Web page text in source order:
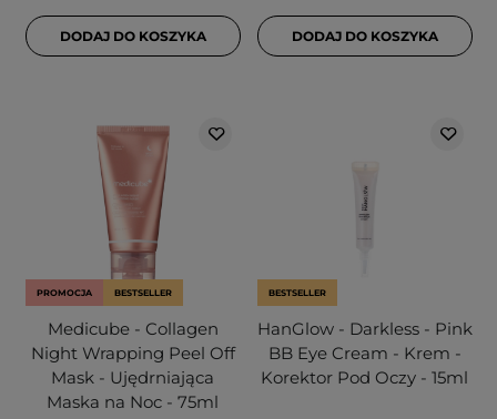
DODAJ DO KOSZYKA DODAJ DO KOSZYKA
PROMOCJA BESTSELLER
Medicube - Collagen
Night Wrapping Peel Off
Mask - Ujędrniająca
Maska na Noc - 75ml
BESTSELLER
HanGlow - Darkless - Pink
BB Eye Cream - Krem -
Korektor Pod Oczy - 15ml